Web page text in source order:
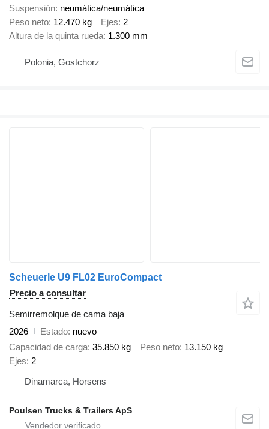
Suspensión neumática/neumática
Peso neto 12.470 kg Ejes 2
Altura de la quinta rueda 1.300 mm
Polonia, Gostchorz
Scheuerle U9 FL02 EuroCompact
Precio a consultar
Semirremolque de cama baja
2026
Estado nuevo
Capacidad de carga 35.850 kg Peso neto 13.150 kg
Ejes 2
Dinamarca, Horsens
Poulsen Trucks & Trailers ApS